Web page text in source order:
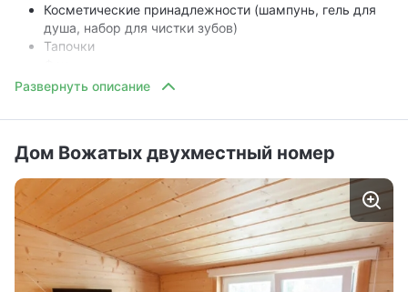
Косметические принадлежности (шампунь, гель для
душа, набор для чистки зубов)
Тапочки
Дом Вожатых двухместный номер